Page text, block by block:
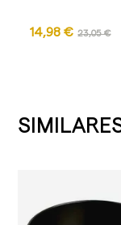
14,98 € 23,05 €